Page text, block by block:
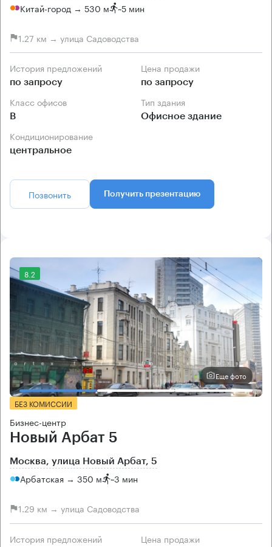
Китай-город → 530 м ~5 мин
1.27 км → улица Садоводства
История предложений
по запросу
Цена продажи
по запросу
Класс офисов
B
Тип здания
Офисное здание
Кондиционирование
центральное
Позвонить Получить презентацию
8.2
Еще фото
БЕЗ КОМИССИИ
Бизнес-центр
Новый Арбат 5
Москва, улица Новый Арбат, 5
Арбатская → 350 м ~3 мин
1.29 км → улица Садоводства
История предложений Цена продажи